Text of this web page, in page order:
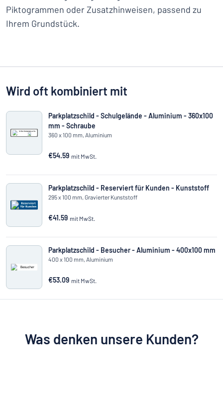
Piktogrammen oder Zusatzhinweisen, passend zu
Ihrem Grundstück.
Wird oft kombiniert mit
Parkplatzschild - Schulgelände - Aluminium - 360x100
mm - Schraube
360 x 100 mm, Aluminium
€54.59 mit MwSt.
Parkplatzschild - Reserviert für Kunden - Kunststoff
295 x 100 mm, Gravierter Kunststoff
€41.59 mit MwSt.
Parkplatzschild - Besucher - Aluminium - 400x100 mm
400 x 100 mm, Aluminium
€53.09 mit MwSt.
Was denken unsere Kunden?